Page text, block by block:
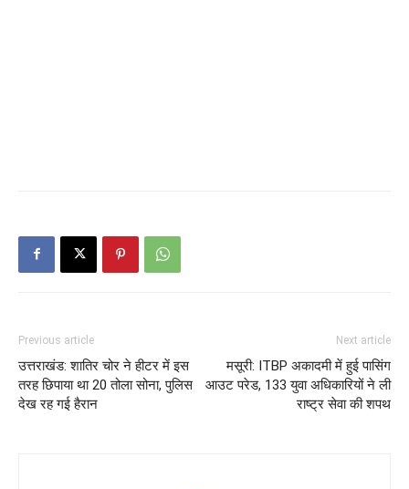
Previous article
उत्तराखंड: शातिर चोर ने हीटर में इस
तरह छिपाया था 20 तोला सोना, पुलिस
देख रह गई हैरान
Next article
मसूरी: ITBP अकादमी में हुई पासिंग
आउट परेड, 133 युवा अधिकारियों ने ली
राष्ट्र सेवा की शपथ